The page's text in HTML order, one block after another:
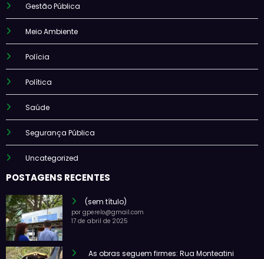
Gestão Pública
Meio Ambiente
Polícia
Política
Saúde
Segurança Pública
Uncategorized
POSTAGENS RECENTES
(sem título)
por gperelo@gmail.com
17 de abril de 2025
As obras seguem firmes: Rua Monteatini